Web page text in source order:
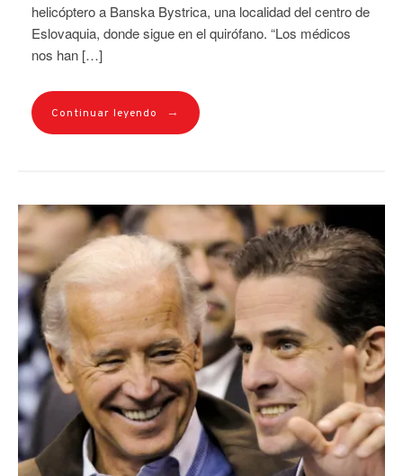
helicóptero a Banska Bystrica, una localidad del centro de
Eslovaquia, donde sigue en el quirófano. “Los médicos
nos han […]
Continuar leyendo →